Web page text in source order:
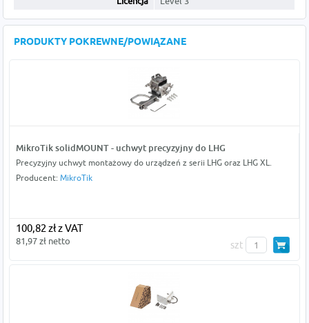
PRODUKTY POKREWNE/POWIĄZANE
MikroTik solidMOUNT - uchwyt precyzyjny do LHG
Precyzyjny uchwyt montażowy do urządzeń z serii LHG oraz LHG XL.
Producent: MikroTik
100,82 zł z VAT
81,97 zł netto szt